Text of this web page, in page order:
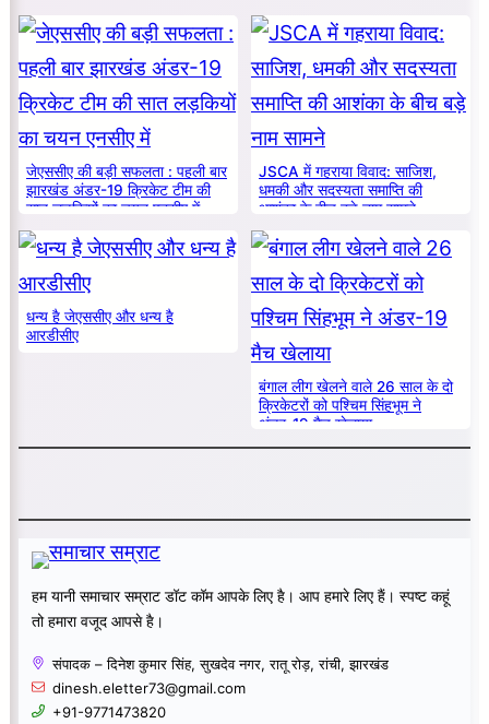
का सम्मान
जेएससीए की बड़ी सफलता : पहली बार
झारखंड अंडर-19 क्रिकेट टीम की
सात लड़कियों का चयन एनसीए में
JSCA में गहराया विवाद: साजिश,
धमकी और सदस्यता समाप्ति की
आशंका के बीच बड़े नाम सामने
धन्य है जेएससीए और धन्य है
आरडीसीए
बंगाल लीग खेलने वाले 26 साल के दो
क्रिकेटरों को पश्चिम सिंहभूम ने
अंडर-19 मैच खेलाया
हम यानी समाचार सम्राट डॉट कॉम आपके लिए है। आप हमारे लिए हैं। स्पष्ट कहूं
तो हमारा वजूद आपसे है।
संपादक – दिनेश कुमार सिंह, सुखदेव नगर, रातू रोड़, रांची, झारखंड
dinesh.eletter73@gmail.com
+91-9771473820